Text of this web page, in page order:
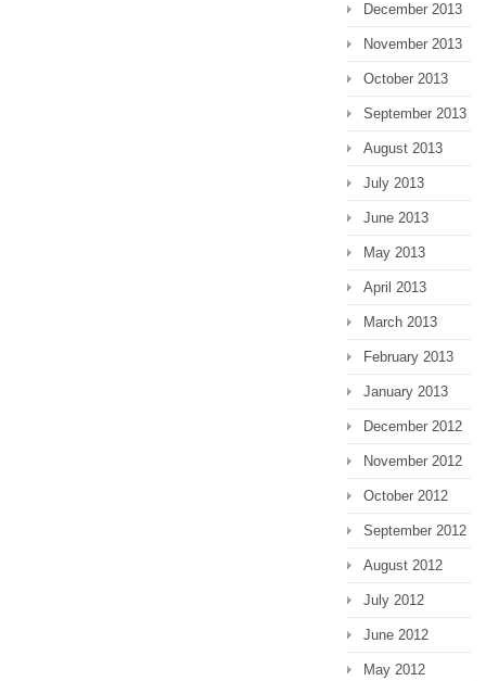
December 2013
November 2013
October 2013
September 2013
August 2013
July 2013
June 2013
May 2013
April 2013
March 2013
February 2013
January 2013
December 2012
November 2012
October 2012
September 2012
August 2012
July 2012
June 2012
May 2012